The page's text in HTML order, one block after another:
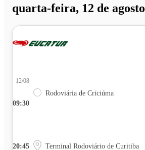
quarta-feira, 12 de agosto
09:30
12/08
Rodoviária de Criciúma
20:45 Terminal Rodoviário de Curitiba